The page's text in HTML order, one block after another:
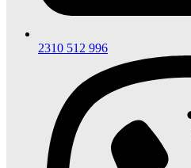
2310 512 996